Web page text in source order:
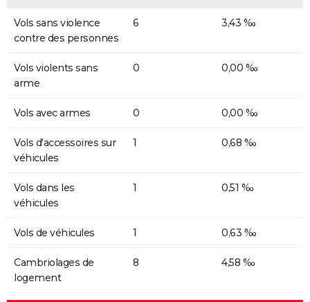
Vols sans violence
contre des personnes
6 3,43 ‰
Vols violents sans
arme
0 0,00 ‰
Vols avec armes 0 0,00 ‰
Vols d'accessoires sur
véhicules
1 0,68 ‰
Vols dans les
véhicules
1 0,51 ‰
Vols de véhicules 1 0,63 ‰
Cambriolages de
logement
8 4,58 ‰